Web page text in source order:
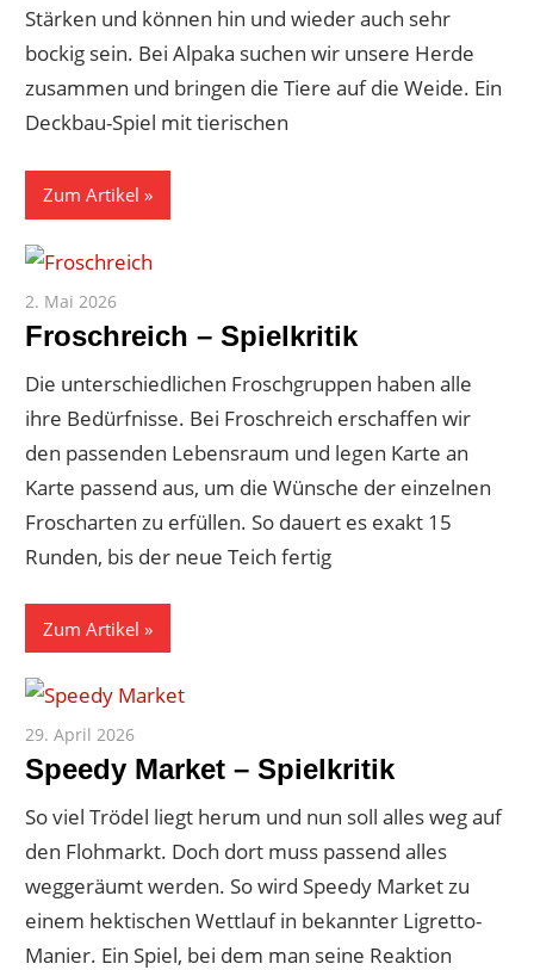
Stärken und können hin und wieder auch sehr
bockig sein. Bei Alpaka suchen wir unsere Herde
zusammen und bringen die Tiere auf die Weide. Ein
Deckbau-Spiel mit tierischen
Zum Artikel
2. Mai 2026
Froschreich – Spielkritik
Die unterschiedlichen Froschgruppen haben alle
ihre Bedürfnisse. Bei Froschreich erschaffen wir
den passenden Lebensraum und legen Karte an
Karte passend aus, um die Wünsche der einzelnen
Froscharten zu erfüllen. So dauert es exakt 15
Runden, bis der neue Teich fertig
Zum Artikel
29. April 2026
Speedy Market – Spielkritik
So viel Trödel liegt herum und nun soll alles weg auf
den Flohmarkt. Doch dort muss passend alles
weggeräumt werden. So wird Speedy Market zu
einem hektischen Wettlauf in bekannter Ligretto-
Manier. Ein Spiel, bei dem man seine Reaktion